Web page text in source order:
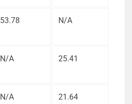
53.78 N/A
N/A 25.41
N/A 21.64